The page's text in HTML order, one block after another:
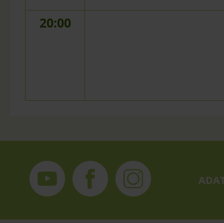
20:00